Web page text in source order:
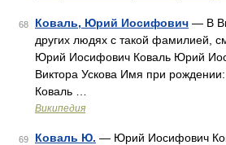
68 Коваль, Юрий Иосифович — В
других людях с такой фамилией,
Юрий Иосифович Коваль Юрий
Виктора Ускова Имя при
Коваль …
Википедия
69 Коваль Ю. — Юрий Иосифович